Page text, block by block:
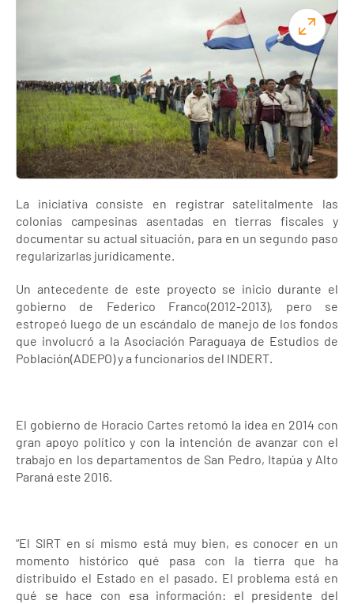
La iniciativa consiste en registrar satelitalmente las
colonias campesinas asentadas en tierras fiscales y
documentar su actual situación, para en un segundo paso
regularizarlas jurídicamente.
Un antecedente de este proyecto se inicio durante el
gobierno de Federico Franco(2012-2013), pero se
estropeó luego de un escándalo de manejo de los fondos
que involucró a la Asociación Paraguaya de Estudios de
Población(ADEPO) y a funcionarios del INDERT.
El gobierno de Horacio Cartes retomó la idea en 2014 con
gran apoyo político y con la intención de avanzar con el
trabajo en los departamentos de San Pedro, Itapúa y Alto
Paraná este 2016.
“El SIRT en sí mismo está muy bien, es conocer en un
momento histórico qué pasa con la tierra que ha
distribuido el Estado en el pasado. El problema está en
qué se hace con esa información: el presidente del